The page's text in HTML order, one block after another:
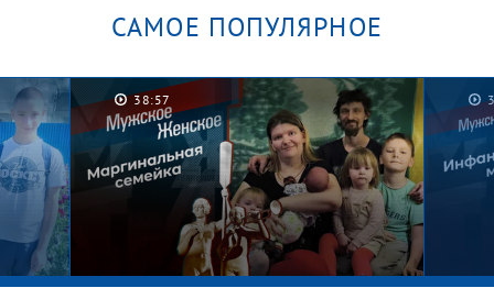
САМОЕ ПОПУЛЯРНОЕ
38:57